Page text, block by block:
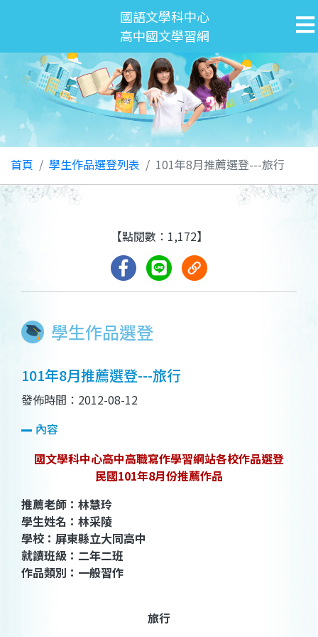
國語文學科中心
高中國文學習網
首頁 學生作品選登列表 101年8月推薦選登---旅行
學生作品選登
【點閱數：1,172】
101年8月推薦選登---旅行
發佈時間：2012-08-12
內容
國文學科中心高中高職寫作學習網站各校作品選登
民國101年8月份推薦作品
推薦老師：林慧玲
學生姓名：林采陵
學校：屏東縣立大同高中
就讀班級：二年二班
作品類別：一般習作
旅行